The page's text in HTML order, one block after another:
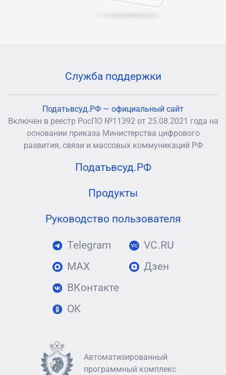
Служба поддержки
Податьвсуд.РФ — официальный сайт
Включен в реестр РосПО №11392 от 25.08.2021 года на
основании приказа Министерства цифрового
развития, связи и массовых коммуникаций РФ
Податьвсуд.РФ
Продукты
Руководство пользователя
Telegram
MAX
ВКонтакте
OK
VC.RU
Дзен
Автоматизированный
программный комплекс